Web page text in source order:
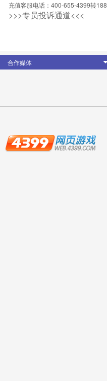
充值客服电话：400-655-4399转188
>>>专员投诉通道<<<
合作媒体